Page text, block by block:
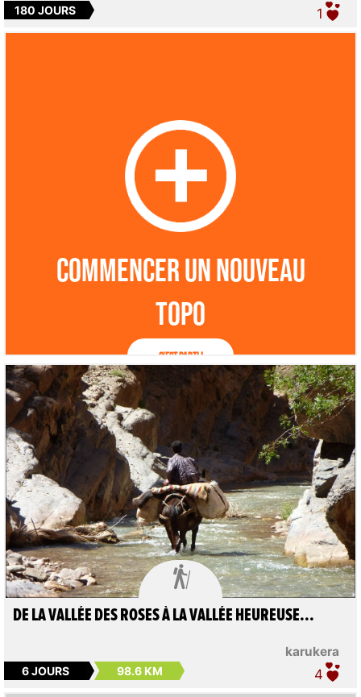
180 JOURS 1
Commencer un nouveau
topo
C'est parti !

karukera
DE LA VALLÉE DES ROSES À LA VALLÉE HEUREUSE...
6 JOURS 98.6 KM 4